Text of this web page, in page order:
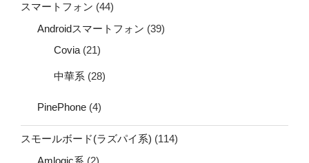
スマートフォン (44)
Androidスマートフォン (39)
Covia (21)
中華系 (28)
PinePhone (4)
スモールボード(ラズパイ系) (114)
Amlogic系 (2)